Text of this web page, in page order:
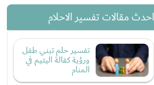
احدث مقالات تفسير الاحلام
تفسير حلم تبني طفل
ورؤية كفالة اليتيم في
المنام